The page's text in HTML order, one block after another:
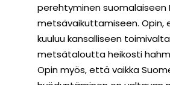
perehtyminen suomalaiseen
metsävaikuttamiseen.
kuuluu kansalliseen
metsätaloutta heikosti
Opin myös, että vaikka